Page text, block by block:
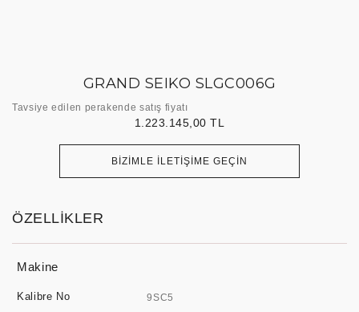
GRAND SEIKO SLGC006G
Tavsiye edilen perakende satış fiyatı
1.223.145,00 TL
BİZİMLE İLETİŞİME GEÇİN
ÖZELLİKLER
Makine
Kalibre No 9SC5